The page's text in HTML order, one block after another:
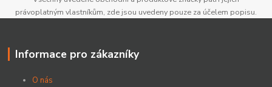
právoplatným vlastníkům, zde jsou uvedeny pouze za účelem popisu.
Informace pro zákazníky
O nás